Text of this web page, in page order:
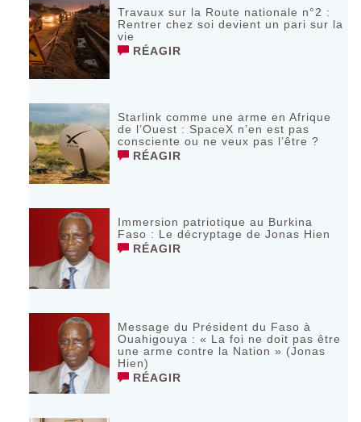
Travaux sur la Route nationale n°2 :
Rentrer chez soi devient un pari sur la
vie
RÉAGIR
Starlink comme une arme en Afrique
de l’Ouest : SpaceX n’en est pas
consciente ou ne veux pas l’être ?
RÉAGIR
Immersion patriotique au Burkina
Faso : Le décryptage de Jonas Hien
RÉAGIR
Message du Président du Faso à
Ouahigouya : « La foi ne doit pas être
une arme contre la Nation » (Jonas
Hien)
RÉAGIR